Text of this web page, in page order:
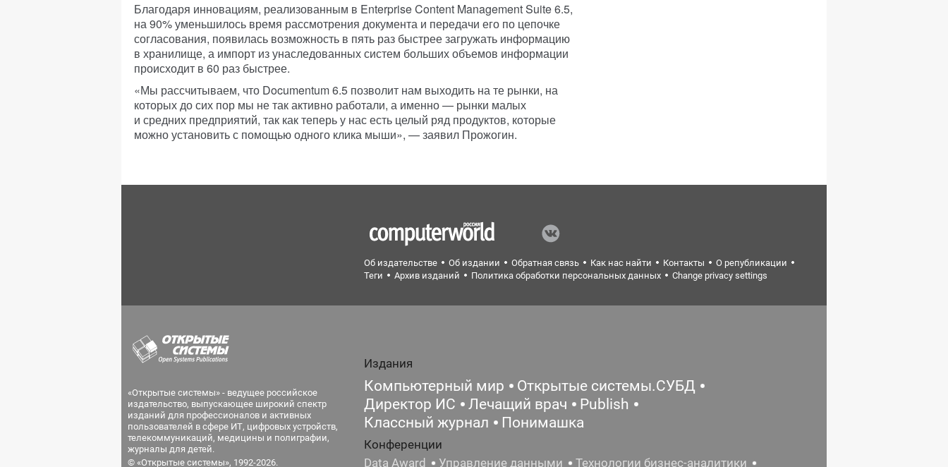
Благодаря инновациям, реализованным в Enterprise Content Management Suite 6.5,
на 90% уменьшилось время рассмотрения документа и передачи его по цепочке
согласования, появилась возможность в пять раз быстрее загружать информацию
в хранилище, а импорт из унаследованных систем больших объемов информации
происходит в 60 раз быстрее.
«Мы рассчитываем, что Documentum 6.5 позволит нам выходить на те рынки, на
которых до сих пор мы не так активно работали, а именно — рынки малых
и средних предприятий, так как теперь у нас есть целый ряд продуктов, которые
можно установить с помощью одного клика мыши», — заявил Прожогин.
Об издательстве Об издании Обратная связь Как нас найти Контакты
О републикации
Теги
Архив изданий Политика обработки персональных данных Change privacy settings
«Открытые системы» - ведущее российское
издательство, выпускающее широкий спектр
изданий для профессионалов и активных
пользователей в сфере ИТ, цифровых устройств,
телекоммуникаций, медицины и полиграфии,
журналы для детей.
© «Открытые системы», 1992-2026.
Издания
Компьютерный мир
Открытые системы.СУБД
Директор ИС
Лечащий врач
Publish
Классный журнал
Понимашка
Конференции
Data Award
Управление данными Технологии бизнес-аналитики